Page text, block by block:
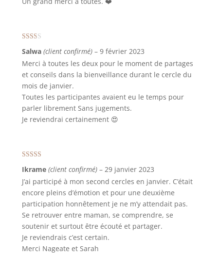
2sur
5
Salwa (client confirmé) – 9 février 2023
Merci à toutes les deux pour le moment de partages
et conseils dans la bienveillance durant le cercle du
mois de janvier.
Toutes les participantes avaient eu le temps pour
parler librement Sans jugements.
Je reviendrai certainement 😍
Ikrame (client confirmé) – 29 janvier 2023
J’ai participé à mon second cercles en janvier. C’était
encore pleins d’émotion et pour une deuxième
participation honnêtement je ne m’y attendait pas.
Se retrouver entre maman, se comprendre, se
soutenir et surtout être écouté et partager.
Je reviendrais c’est certain.
Merci Nageate et Sarah